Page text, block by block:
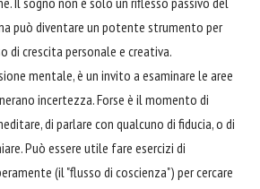
può diventare un potente strumento per
di crescita personale e creativa.
mentale, è un invito a esaminare le aree
incertezza. Forse è il momento di
di parlare con qualcuno di fiducia, o di
Può essere utile fare esercizi di
(il "flusso di coscienza") per cercare